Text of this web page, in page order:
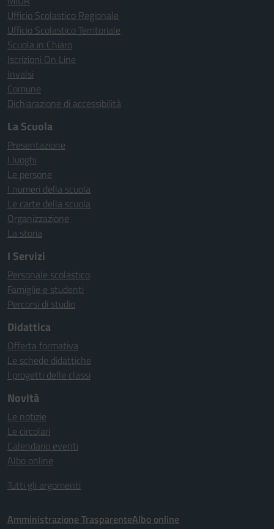
Ufficio Scolastico Regionale
Ufficio Scolastico Territoriale
Scuola in Chiaro
Iscrizioni On Line
Invalsi
Comune
Dichiarazione di accessibilità
La Scuola
Presentazione
I luoghi
Le persone
I numeri della scuola
Le carte della scuola
Organizzazione
La storia
I Servizi
Personale scolastico
Famiglie e studenti
Percorsi di studio
Didattica
Offerta formativa
Le schede didattiche
I progetti delle classi
Novità
Le notizie
Le circolari
Calendario eventi
Albo online
Tutti gli argomenti
Amministrazione TrasparenteAlbo online